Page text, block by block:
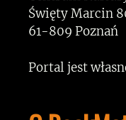
Święty Marcin
61-809 Poznań
Portal jest